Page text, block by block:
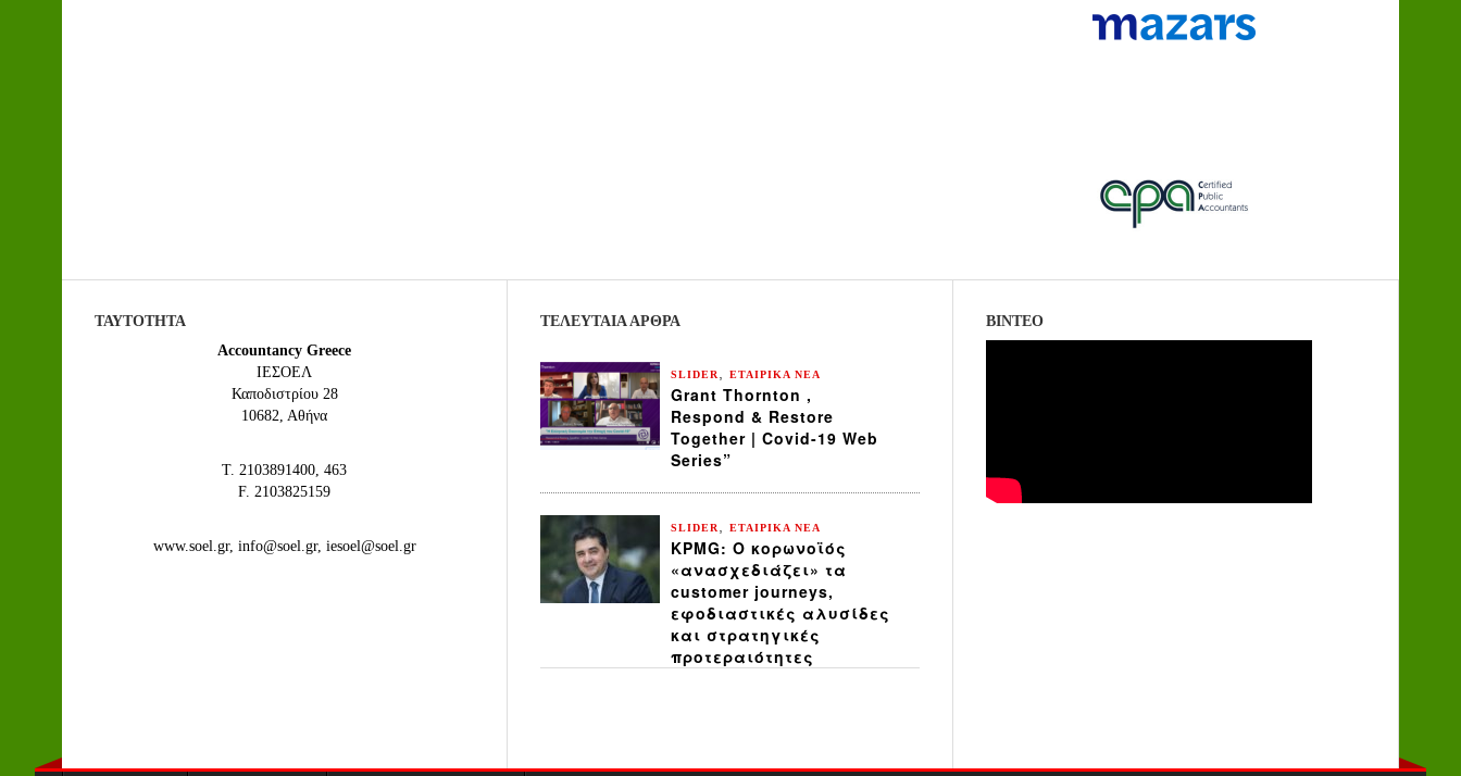
ΤΑΥΤΟΤΗΤΑ
Accountancy Greece
IEΣΟΕΛ
Καποδιστρίου 28
10682, Αθήνα
Τ. 2103891400, 463
F. 2103825159
www.soel.gr, info@soel.gr, iesoel@soel.gr
ΤΕΛΕΥΤΑΙΑ ΆΡΘΡΑ
SLIDER ΕΤΑΙΡΙΚΑ ΝΕΑ
Grant Thornton ,
Respond & Restore
Together | Covid-19 Web
Series”
SLIDER ΕΤΑΙΡΙΚΑ ΝΕΑ
KPMG: Ο κορωνοϊός
«ανασχεδιάζει» τα
customer journeys,
εφοδιαστικές αλυσίδες
και στρατηγικές
προτεραιότητες
ΒΙΝΤΕΟ